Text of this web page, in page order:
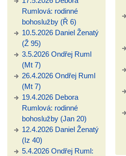
Rumlová: rodinné
bohoslužby (Ř 6)
10.5.2026 Daniel Ženatý
(Ž 95)
3.5.2026 Ondřej Ruml
(Mt 7)
26.4.2026 Ondřej Ruml
(Mt 7)
19.4.2026 Debora
Rumlová: rodinné
bohoslužby (Jan 20)
12.4.2026 Daniel Ženatý
(Iz 40)
5.4.2026 Ondřej Ruml: